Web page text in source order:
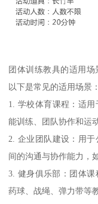
团体训练教具的适用场
以下是常见的适用场景：
1. 学校体育课程：适
能训练、团队协作和运
2. 企业团队建设：用
间的沟通与协作能力，
3. 健身俱乐部：团体
药球、战绳、弹力带等